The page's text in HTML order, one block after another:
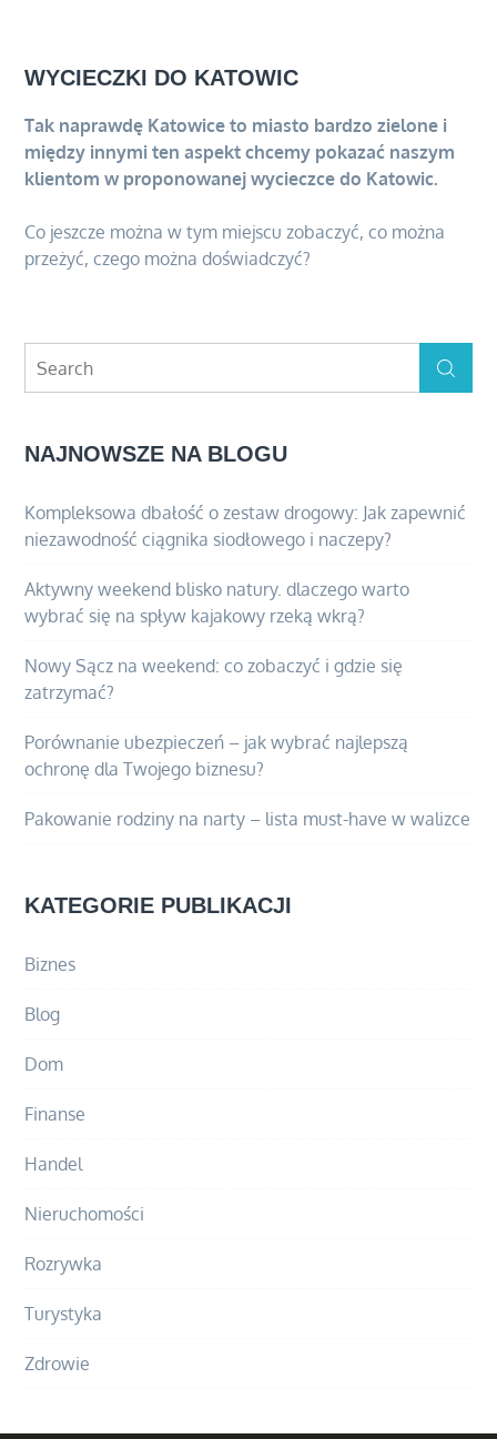
WYCIECZKI DO KATOWIC
Tak naprawdę Katowice to miasto bardzo zielone i
między innymi ten aspekt chcemy pokazać naszym
klientom w proponowanej wycieczce do Katowic.
Co jeszcze można w tym miejscu zobaczyć, co można
przeżyć, czego można doświadczyć?
Search
Search
NAJNOWSZE NA BLOGU
Kompleksowa dbałość o zestaw drogowy: Jak zapewnić
niezawodność ciągnika siodłowego i naczepy?
Aktywny weekend blisko natury. dlaczego warto
wybrać się na spływ kajakowy rzeką wkrą?
Nowy Sącz na weekend: co zobaczyć i gdzie się
zatrzymać?
Porównanie ubezpieczeń – jak wybrać najlepszą
ochronę dla Twojego biznesu?
Pakowanie rodziny na narty – lista must-have w walizce
KATEGORIE PUBLIKACJI
Biznes
Blog
Dom
Finanse
Handel
Nieruchomości
Rozrywka
Turystyka
Zdrowie